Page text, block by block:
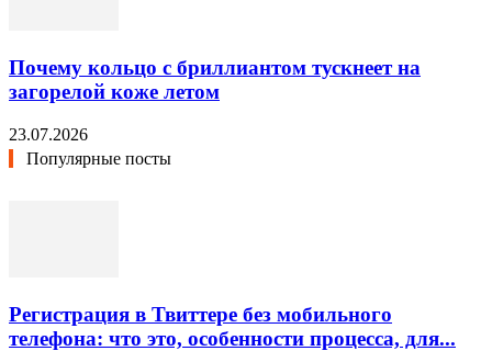
Почему кольцо с бриллиантом тускнеет на
загорелой коже летом
23.07.2026
Популярные посты
Регистрация в Твиттере без мобильного
телефона: что это, особенности процесса, для...